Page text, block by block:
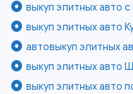
выкуп элитных авто
выкуп элитных авто
автовыкуп элитных
выкуп элитных авто
выкуп элитных авто